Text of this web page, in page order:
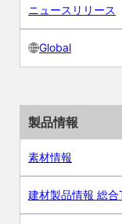
ニュースリリース
Global
製品情報
素材情報
建材製品情報 総合